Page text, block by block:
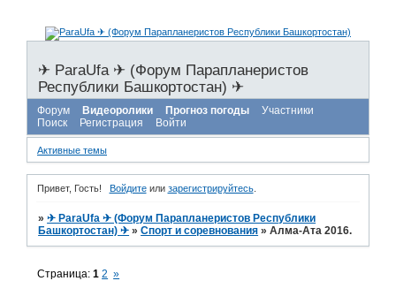
✈ ParaUfa ✈ (Форум Парапланеристов
Республики Башкортостан) ✈
Форум Видеоролики Прогноз погоды
Участники
Поиск
Регистрация Войти
Активные темы
Привет, Гость! Войдитеили зарегистрируйтесь.
»✈ ParaUfa ✈ (Форум Парапланеристов Республики
Башкортостан) ✈ »Спорт и соревнования »Алма-Ата 2016.
Страница:1 2 »